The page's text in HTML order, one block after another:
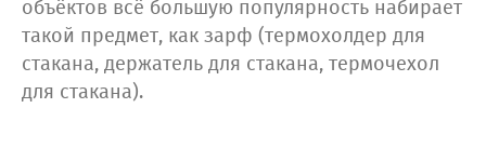
объёктов всё большую популярность набирает
такой предмет, как зарф (термохолдер для
стакана, держатель для стакана, термочехол
для стакана).